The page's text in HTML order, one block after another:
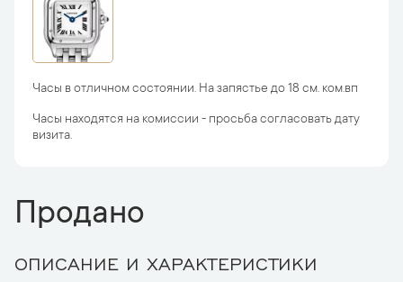
Часы в отличном состоянии. На запястье до 18 см. ком.вп
Часы находятся на комиссии - просьба согласовать дату
визита.
Продано
ОПИСАНИЕ И ХАРАКТЕРИСТИКИ